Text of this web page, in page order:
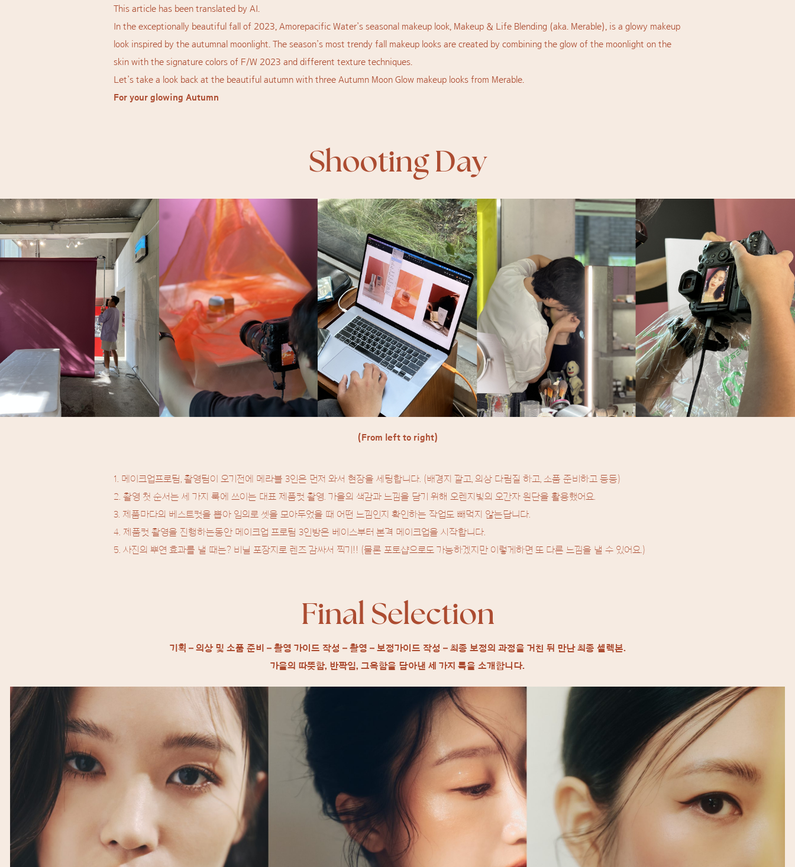
This article has been translated by AI.
In the exceptionally beautiful fall of 2023, Amorepacific Water’s seasonal makeup look, Makeup & Life Blending (aka. Merable), is a glowy makeup
look inspired by the autumnal moonlight. The season’s most trendy fall makeup looks are created by combining the glow of the moonlight on the
skin with the signature colors of F/W 2023 and different texture techniques.
Let’s take a look back at the beautiful autumn with three Autumn Moon Glow makeup looks from Merable.
For your glowing Autumn
(From left to right)
1. 메이크업프로팀, 촬영팀이 오기전에 메라블 3인은 먼저 와서 현장을 세팅합니다. (배경지 깔고, 의상 다림질 하고, 소품 준비하고 등등)
2. 촬영 첫 순서는 세 가지 룩에 쓰이는 대표 제품컷 촬영. 가을의 색감과 느낌을 담기 위해 오렌지빛의 오간자 원단을 활용했어요.
3. 제품마다의 베스트컷을 뽑아 임의로 셋을 모아두었을 때 어떤 느낌인지 확인하는 작업도 빼먹지 않는답니다.
4. 제품컷 촬영을 진행하는동안 메이크업 프로팀 3인방은 베이스부터 본격 메이크업을 시작합니다.
5. 사진의 뿌연 효과를 낼 때는? 비닐 포장지로 렌즈 감싸서 찍기!! (물론 포토샵으로도 가능하겠지만 이렇게하면 또 다른 느낌을 낼 수 있어요.)
기획 – 의상 및 소품 준비 – 촬영 가이드 작성 – 촬영 – 보정가이드 작성 – 최종 보정의 과정을 거친 뒤 만난 최종 셀렉본.
가을의 따뜻함, 반짝임, 그윽함을 담아낸 세 가지 룩을 소개합니다.